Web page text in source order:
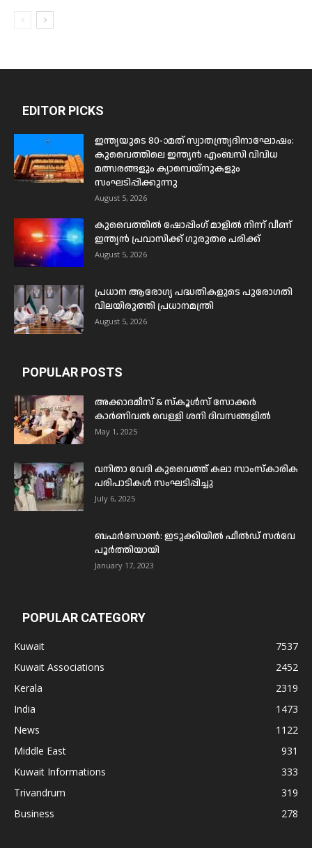
EDITOR PICKS
ഇന്ത്യയുടെ 80-ാമത് സ്വാതന്ത്ര്യദിനാഘോഷം:
കുവൈത്തിലെ ഇന്ത്യൻ എംബസി വിവിധ
മത്സരങ്ങളും ക്യാമ്പെയ്‌നുകളും
സംഘടിപ്പിക്കുന്നു
August 5, 2026
കുവൈത്തിൽ ഷോപ്പിംഗ് മാളിൽ നിന്ന് വീണ്
ഇന്ത്യൻ പ്രവാസിക്ക് ഗുരുതര പരിക്ക്
August 5, 2026
പ്രധാന ആരോഗ്യ പദ്ധതികളുടെ പുരോഗതി
വിലയിരുത്തി പ്രധാനമന്ത്രി
August 5, 2026
POPULAR POSTS
അക്കാദമീസ് & സ്കൂൾസ് സോക്കർ
കാർണിവൽ വെള്ളി ശനി ദിവസങ്ങളിൽ
May 1, 2025
വനിതാ വേദി കുവൈത്ത് കലാ സാംസ്കാരിക
പരിപാടികൾ സംഘടിപ്പിച്ചു
July 6, 2025
ബഫര്‍സോണ്‍: ഇടുക്കിയില്‍ ഫീല്‍ഡ് സര്‍വേ
പൂര്‍ത്തിയായി
January 17, 2023
POPULAR CATEGORY
Kuwait
7537
Kuwait Associations
2452
Kerala
2319
India
1473
News
1122
Middle East
931
Kuwait Informations
333
Trivandrum
319
Business
278